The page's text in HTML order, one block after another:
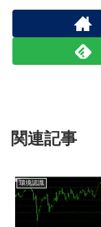
関連記事
環境認識